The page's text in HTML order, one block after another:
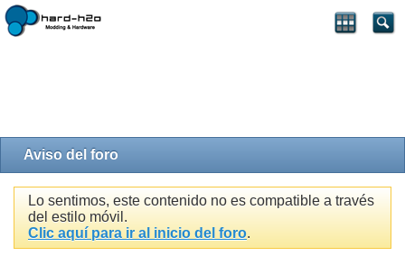
Aviso del foro
Lo sentimos, este contenido no es compatible a través
del estilo móvil.
Clic aquí para ir al inicio del foro.